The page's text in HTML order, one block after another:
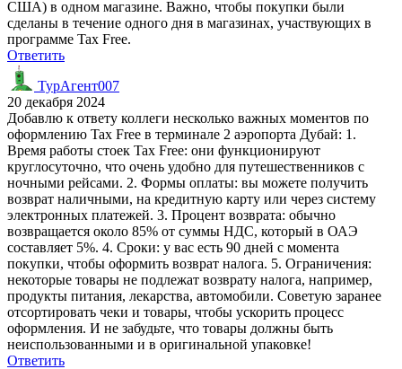
США) в одном магазине. Важно, чтобы покупки были
сделаны в течение одного дня в магазинах, участвующих в
программе Tax Free.
Ответить
ТурАгент007
20 декабря 2024
Добавлю к ответу коллеги несколько важных моментов по
оформлению Tax Free в терминале 2 аэропорта Дубай: 1.
Время работы стоек Tax Free: они функционируют
круглосуточно, что очень удобно для путешественников с
ночными рейсами. 2. Формы оплаты: вы можете получить
возврат наличными, на кредитную карту или через систему
электронных платежей. 3. Процент возврата: обычно
возвращается около 85% от суммы НДС, который в ОАЭ
составляет 5%. 4. Сроки: у вас есть 90 дней с момента
покупки, чтобы оформить возврат налога. 5. Ограничения:
некоторые товары не подлежат возврату налога, например,
продукты питания, лекарства, автомобили. Советую заранее
отсортировать чеки и товары, чтобы ускорить процесс
оформления. И не забудьте, что товары должны быть
неиспользованными и в оригинальной упаковке!
Ответить